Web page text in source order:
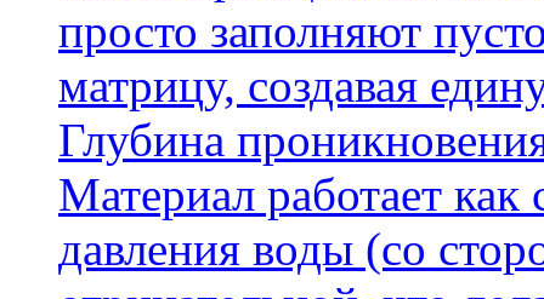
просто заполняют
матрицу, создавая
Глубина
Материал работает
давления воды (со